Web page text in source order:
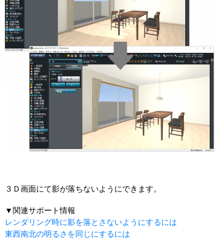
３Ｄ画面にて影が落ちないようにできます。
▼関連サポート情報
レンダリング時に影を落とさないようにするには
東西南北の明るさを同じにするには